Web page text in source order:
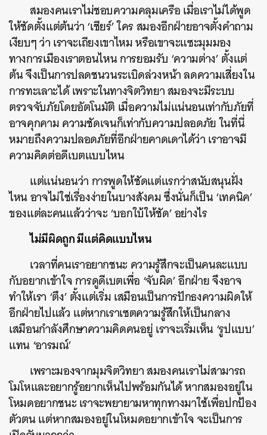
สมองคนเราไม่ชอบความคลุมเครือ เมื่อเราไม่ได้พูด
ให้ชัดตั้งแต่ต้นว่า ‘เชียร์’ ใคร สมองอีกฝ่ายอาจตั้งคำถาม
เงียบๆ ว่า เราจะเถียงเขาไหม หรือเขาจะแซะมุมมอง
ทางการเมืองเราตอนไหน การยอมรับ ‘ความต่าง’ ตั้งแต่
ต้น จึงเป็นการปลดชนวนระเบิดล่วงหน้า ลดความเสี่ยงใน
การทะเลาะได้ เพราะในทางจิตวิทยา สมองจะมีระบบ
ตรวจจับภัยโดยอัตโนมัติ เมื่อความไม่แน่นอนเท่ากับภัยที่
อาจคุกคาม ความชัดเจนก็เท่ากับความปลอดภัย ในที่นี่
หมายถึงความปลอดภัยที่อีกฝ่ายคาดเดาได้ว่า เราอาจมี
ความคิดต่อดีเบตแบบไหน
แต่แน่นอนว่า การพูดให้ชัดแต่แรกว่าสนับสนุนฝั่ง
ไหน อาจไม่ใช่เรื่องง่ายในบางสังคม ซึ่งนั่นก็เป็น ‘เทคนิค’
ของแต่ละคนแล้วว่าจะ ‘บอกใบ้ให้ชัด’ อย่างไร
ไม่มีผิดถูก มีแต่คิดแบบไหน
เวลาที่คนเราอยากชนะ ความรู้สึกจะเป็นคนละแบบ
กับอยากเข้าใจ การดูดีเบตเพื่อ ‘จับผิด’ อีกฝ่าย จึงอาจ
ทำให้เรา ‘ตึง’ ตั้งแต่เริ่ม เสมือนเป็นการปักธงความผิดให้
อีกฝ่ายไปแล้ว แต่หากเราเซตความรู้สึกให้เป็นกลาง
เสมือนกำลังศึกษาความคิดคนอยู่ เราจะเริ่มเห็น ‘รูปแบบ’
แทน ‘อารมณ์’
เพราะมองจากมุมจิตวิทยา สมองคนเราไม่สามารถ
โมโหและอยากรู้อยากเห็นไปพร้อมกันได้ หากสมองอยู่ใน
โหมดอยากชนะ เราจะพยายามหาทุกทางมาใช้เพื่อปกป้อง
ตัวตน แต่หากสมองอยู่ในโหมดอยากเข้าใจ จะเป็นการ